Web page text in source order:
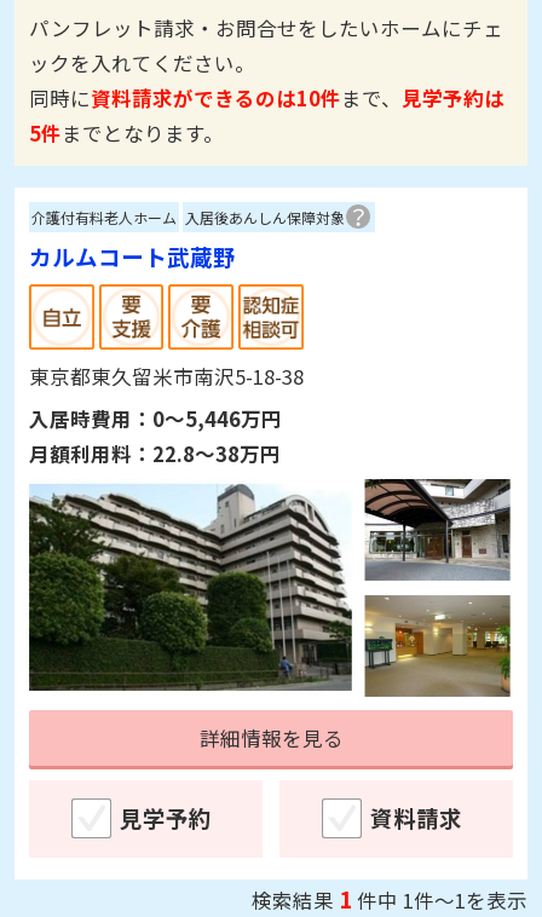
パンフレット請求・お問合せをしたいホームにチェ
ックを入れてください。
同時に資料請求ができるのは10件まで、 見学予約は
5件までとなります。
介護付有料老人ホーム 入居後あんしん保障対象
カルムコート武蔵野
東京都東久留米市南沢5-18-38
入居時費用： 0～5,446万円
月額利用料： 22.8～38万円
詳細情報を見る
見学予約 資料請求
検索結果 1件中 1件～1を表示